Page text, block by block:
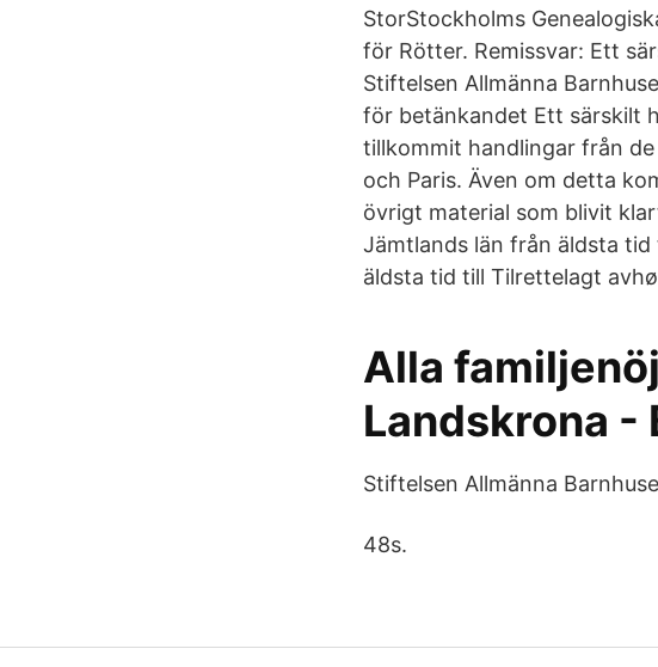
StorStockholms
för Rötter. Remissvar: Ett
Stiftelsen Allmänna
för betänkandet Ett särskilt
tillkommit handlingar från
och Paris. Även om detta
övrigt material som blivit
Jämtlands län från äldsta tid
äldsta tid till Tilrettelagt
Alla
Landskrona -
Stiftelsen Allmänna
48s.